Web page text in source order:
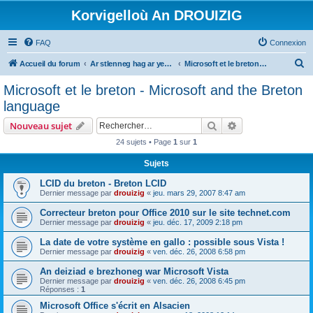
Korvigelloù An DROUIZIG
FAQ Connexion
Accueil du forum Ar stlenneg hag ar yezhoù bihan er bed a-bezh Microsoft et le breton - Microsoft and the Breton language
Microsoft et le breton - Microsoft and the Breton
language
Nouveau sujet Rechercher
24 sujets • Page 1 sur 1
Sujets
LCID du breton - Breton LCID
Dernier message par drouizig « jeu. mars 29, 2007 8:47 am
Correcteur breton pour Office 2010 sur le site technet.com
Dernier message par drouizig « jeu. déc. 17, 2009 2:18 pm
La date de votre système en gallo : possible sous Vista !
Dernier message par drouizig « ven. déc. 26, 2008 6:58 pm
An deiziad e brezhoneg war Microsoft Vista
Dernier message par drouizig « ven. déc. 26, 2008 6:45 pm
Réponses : 1
Microsoft Office s'écrit en Alsacien